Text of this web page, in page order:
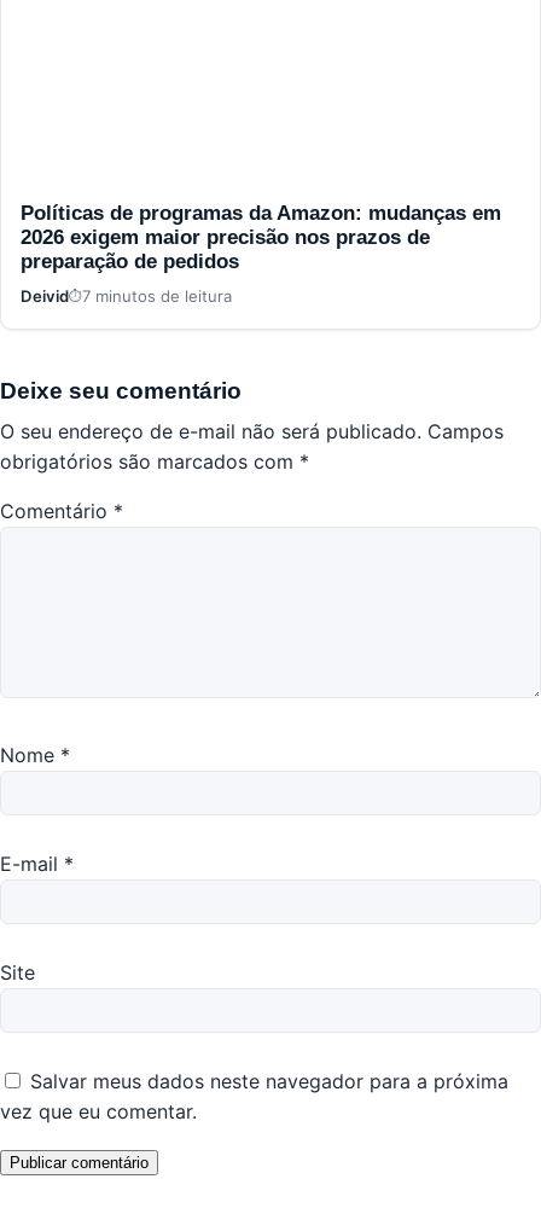
Políticas de programas da Amazon: mudanças em
2026 exigem maior precisão nos prazos de
preparação de pedidos
Deivid 7 minutos de leitura
Deixe seu comentário
O seu endereço de e-mail não será publicado. Campos
obrigatórios são marcados com *
Comentário *
Nome *
E-mail *
Site
Salvar meus dados neste navegador para a próxima
vez que eu comentar.